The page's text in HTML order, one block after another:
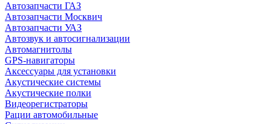
Автозапчасти ГАЗ
Автозапчасти Москвич
Автозапчасти УАЗ
Автозвук и автосигнализации
Автомагнитолы
GPS-навигаторы
Аксессуары для установки
Акустические системы
Акустические полки
Видеорегистраторы
Рации автомобильные